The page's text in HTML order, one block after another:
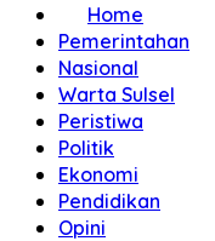
Home
Pemerintahan
Nasional
Warta Sulsel
Peristiwa
Politik
Ekonomi
Pendidikan
Opini